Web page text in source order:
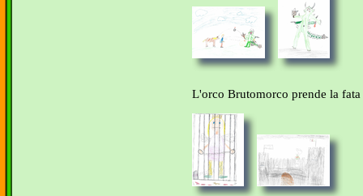
L'orco Brutomorco prende la